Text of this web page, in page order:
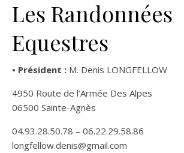
Les Randonnées
Equestres
• Président : M. Denis LONGFELLOW
4950 Route de l’Armée Des Alpes
06500 Sainte-Agnès
04.93.28.50.78 – 06.22.29.58.86
longfellow.denis@gmail.com